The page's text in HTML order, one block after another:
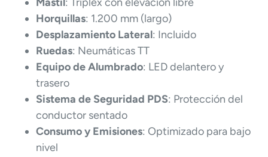
Horquillas: 1.200 mm (largo)
Desplazamiento Lateral: Incluido
Ruedas: Neumáticas TT
Equipo de Alumbrado: LED delantero y
trasero
Sistema de Seguridad PDS: Protección del
conductor sentado
Consumo y Emisiones: Optimizado para bajo
nivel